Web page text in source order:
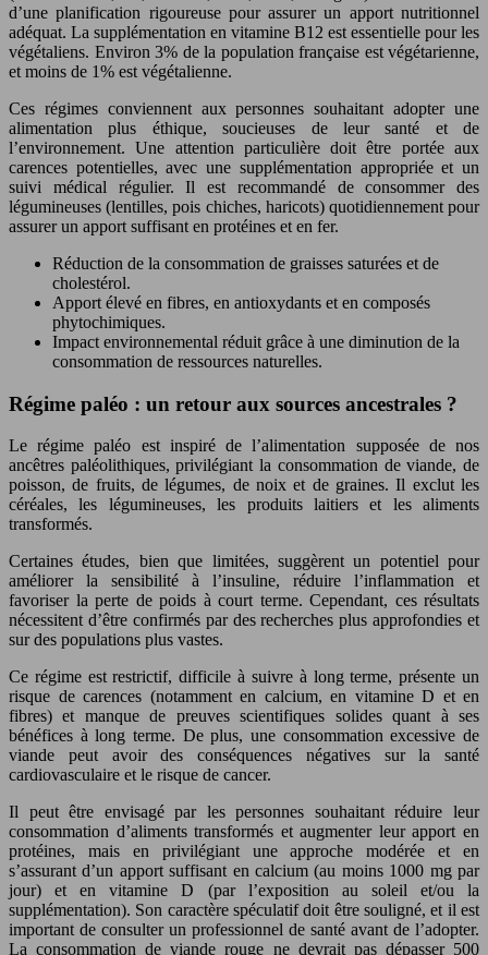
d’une planification rigoureuse pour assurer un apport nutritionnel
adéquat. La supplémentation en vitamine B12 est essentielle pour les
végétaliens. Environ 3% de la population française est végétarienne,
et moins de 1% est végétalienne.
Ces régimes conviennent aux personnes souhaitant adopter une
alimentation plus éthique, soucieuses de leur santé et de
l’environnement. Une attention particulière doit être portée aux
carences potentielles, avec une supplémentation appropriée et un
suivi médical régulier. Il est recommandé de consommer des
légumineuses (lentilles, pois chiches, haricots) quotidiennement pour
assurer un apport suffisant en protéines et en fer.
Réduction de la consommation de graisses saturées et de
cholestérol.
Apport élevé en fibres, en antioxydants et en composés
phytochimiques.
Impact environnemental réduit grâce à une diminution de la
consommation de ressources naturelles.
Régime paléo : un retour aux sources ancestrales ?
Le régime paléo est inspiré de l’alimentation supposée de nos
ancêtres paléolithiques, privilégiant la consommation de viande, de
poisson, de fruits, de légumes, de noix et de graines. Il exclut les
céréales, les légumineuses, les produits laitiers et les aliments
transformés.
Certaines études, bien que limitées, suggèrent un potentiel pour
améliorer la sensibilité à l’insuline, réduire l’inflammation et
favoriser la perte de poids à court terme. Cependant, ces résultats
nécessitent d’être confirmés par des recherches plus approfondies et
sur des populations plus vastes.
Ce régime est restrictif, difficile à suivre à long terme, présente un
risque de carences (notamment en calcium, en vitamine D et en
fibres) et manque de preuves scientifiques solides quant à ses
bénéfices à long terme. De plus, une consommation excessive de
viande peut avoir des conséquences négatives sur la santé
cardiovasculaire et le risque de cancer.
Il peut être envisagé par les personnes souhaitant réduire leur
consommation d’aliments transformés et augmenter leur apport en
protéines, mais en privilégiant une approche modérée et en
s’assurant d’un apport suffisant en calcium (au moins 1000 mg par
jour) et en vitamine D (par l’exposition au soleil et/ou la
supplémentation). Son caractère spéculatif doit être souligné, et il est
important de consulter un professionnel de santé avant de l’adopter.
La consommation de viande rouge ne devrait pas dépasser 500